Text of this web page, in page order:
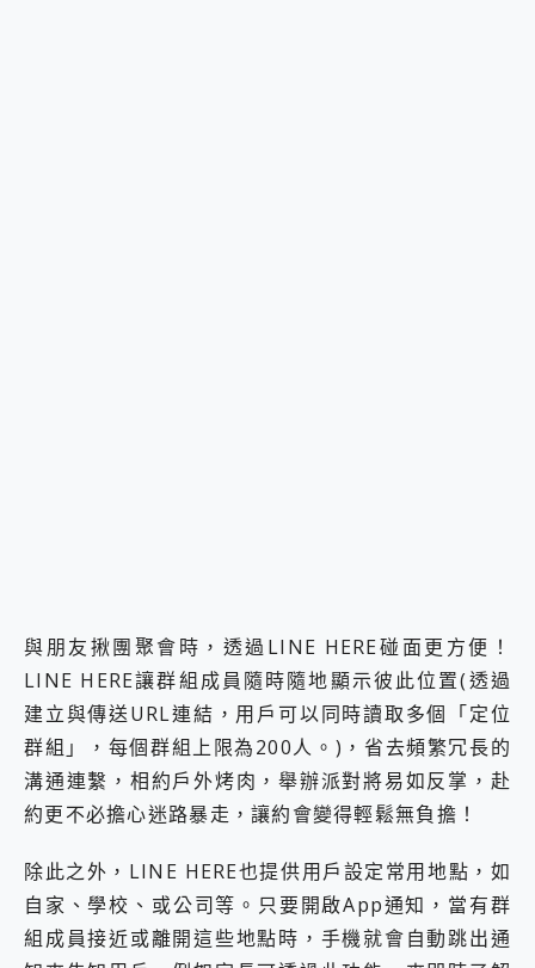
與朋友揪團聚會時，透過LINE HERE碰面更方便！
LINE HERE讓群組成員隨時隨地顯示彼此位置(透過
建立與傳送URL連結，用戶可以同時讀取多個「定位
群組」，每個群組上限為200人。)，省去頻繁冗長的
溝通連繫，相約戶外烤肉，舉辦派對將易如反掌，赴
約更不必擔心迷路暴走，讓約會變得輕鬆無負擔！
除此之外，LINE HERE也提供用戶設定常用地點，如
自家、學校、或公司等。只要開啟App通知，當有群
組成員接近或離開這些地點時，手機就會自動跳出通